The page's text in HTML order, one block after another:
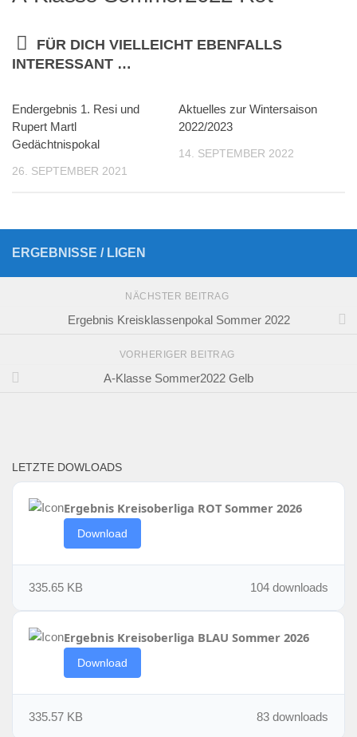
FÜR DICH VIELLEICHT EBENFALLS
INTERESSANT …
Endergebnis 1. Resi und
Rupert Martl
Gedächtnispokal
26. SEPTEMBER 2021
Aktuelles zur Wintersaison
2022/2023
14. SEPTEMBER 2022
ERGEBNISSE / LIGEN
NÄCHSTER BEITRAG
Ergebnis Kreisklassenpokal Sommer 2022
VORHERIGER BEITRAG
A-Klasse Sommer2022 Gelb
LETZTE DOWLOADS
Ergebnis Kreisoberliga ROT Sommer 2026
Download
104 downloads
335.65 KB
Ergebnis Kreisoberliga BLAU Sommer 2026
Download
83 downloads
335.57 KB